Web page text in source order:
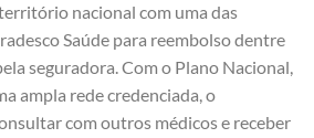
nacional com uma das
Saúde para reembolso dentre
seguradora. Com o Plano Nacional,
ampla rede credenciada, o
com outros médicos e receber